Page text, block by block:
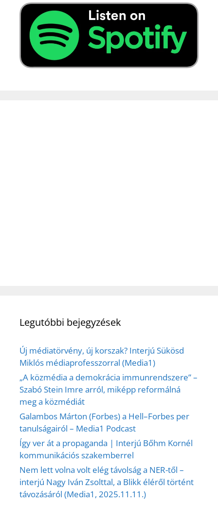
Legutóbbi bejegyzések
Új médiatörvény, új korszak? Interjú Sükösd
Miklós médiaprofesszorral (Media1)
„A közmédia a demokrácia immunrendszere” –
Szabó Stein Imre arról, miképp reformálná
meg a közmédiát
Galambos Márton (Forbes) a Hell–Forbes per
tanulságairól – Media1 Podcast
Így ver át a propaganda | Interjú Bőhm Kornél
kommunikációs szakemberrel
Nem lett volna volt elég távolság a NER-től –
interjú Nagy Iván Zsolttal, a Blikk éléről történt
távozásáról (Media1, 2025.11.11.)